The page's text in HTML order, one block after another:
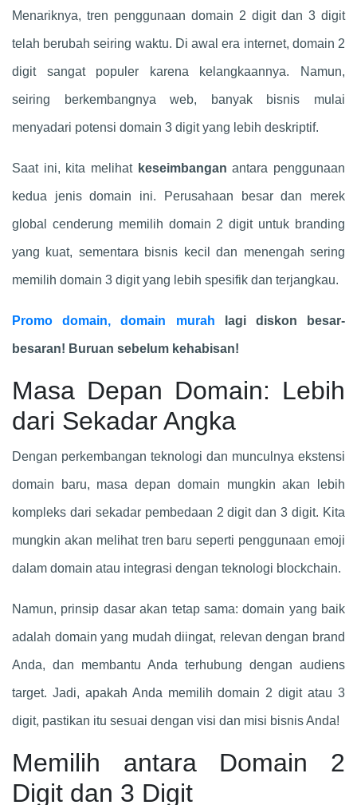
Menariknya, tren penggunaan domain 2 digit dan 3 digit
telah berubah seiring waktu. Di awal era internet, domain 2
digit sangat populer karena kelangkaannya. Namun,
seiring berkembangnya web, banyak bisnis mulai
menyadari potensi domain 3 digit yang lebih deskriptif.
Saat ini, kita melihat keseimbangan antara penggunaan
kedua jenis domain ini. Perusahaan besar dan merek
global cenderung memilih domain 2 digit untuk branding
yang kuat, sementara bisnis kecil dan menengah sering
memilih domain 3 digit yang lebih spesifik dan terjangkau.
Promo domain, domain murah lagi diskon besar-
besaran! Buruan sebelum kehabisan!
Masa Depan Domain: Lebih
dari Sekadar Angka
Dengan perkembangan teknologi dan munculnya ekstensi
domain baru, masa depan domain mungkin akan lebih
kompleks dari sekadar pembedaan 2 digit dan 3 digit. Kita
mungkin akan melihat tren baru seperti penggunaan emoji
dalam domain atau integrasi dengan teknologi blockchain.
Namun, prinsip dasar akan tetap sama: domain yang baik
adalah domain yang mudah diingat, relevan dengan brand
Anda, dan membantu Anda terhubung dengan audiens
target. Jadi, apakah Anda memilih domain 2 digit atau 3
digit, pastikan itu sesuai dengan visi dan misi bisnis Anda!
Memilih antara Domain 2
Digit dan 3 Digit